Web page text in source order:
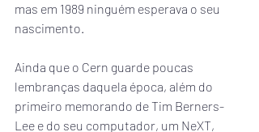
mas em 1989 ninguém esperava o seu
nascimento.
Ainda que o Cern guarde poucas
lembranças daquela época, além do
primeiro memorando de Tim Berners-
Lee e do seu computador, um NeXT,